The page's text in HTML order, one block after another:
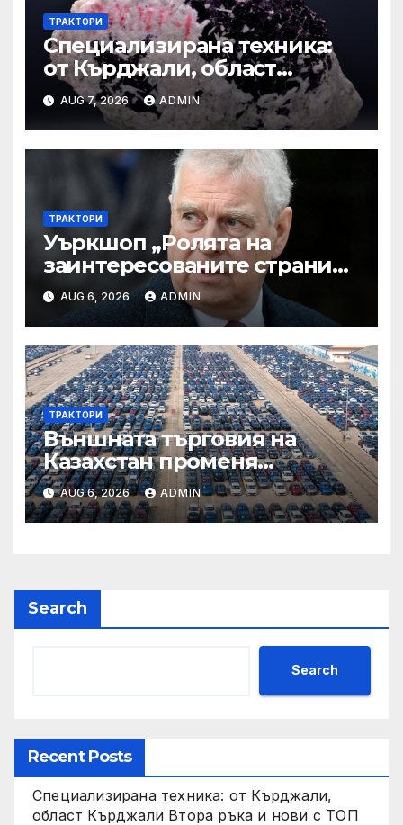
ТРАКТОРИ
Специализирана техника:
от Кърджали, област
Кърджали Втора ръка и
нови с ТОП цени онлайн от
цяла България — Bazar.bg
AUG 7, 2026 ADMIN
ТРАКТОРИ
Уъркшоп „Ролята на
заинтересованите страни
във външното осигуряване
на качеството“
AUG 6, 2026 ADMIN
ТРАКТОРИ
Външната търговия на
Казахстан променя
структурата си – шест
тенденции
AUG 6, 2026 ADMIN
Search
Search
Recent Posts
Специализирана техника: от Кърджали,
област Кърджали Втора ръка и нови с ТОП